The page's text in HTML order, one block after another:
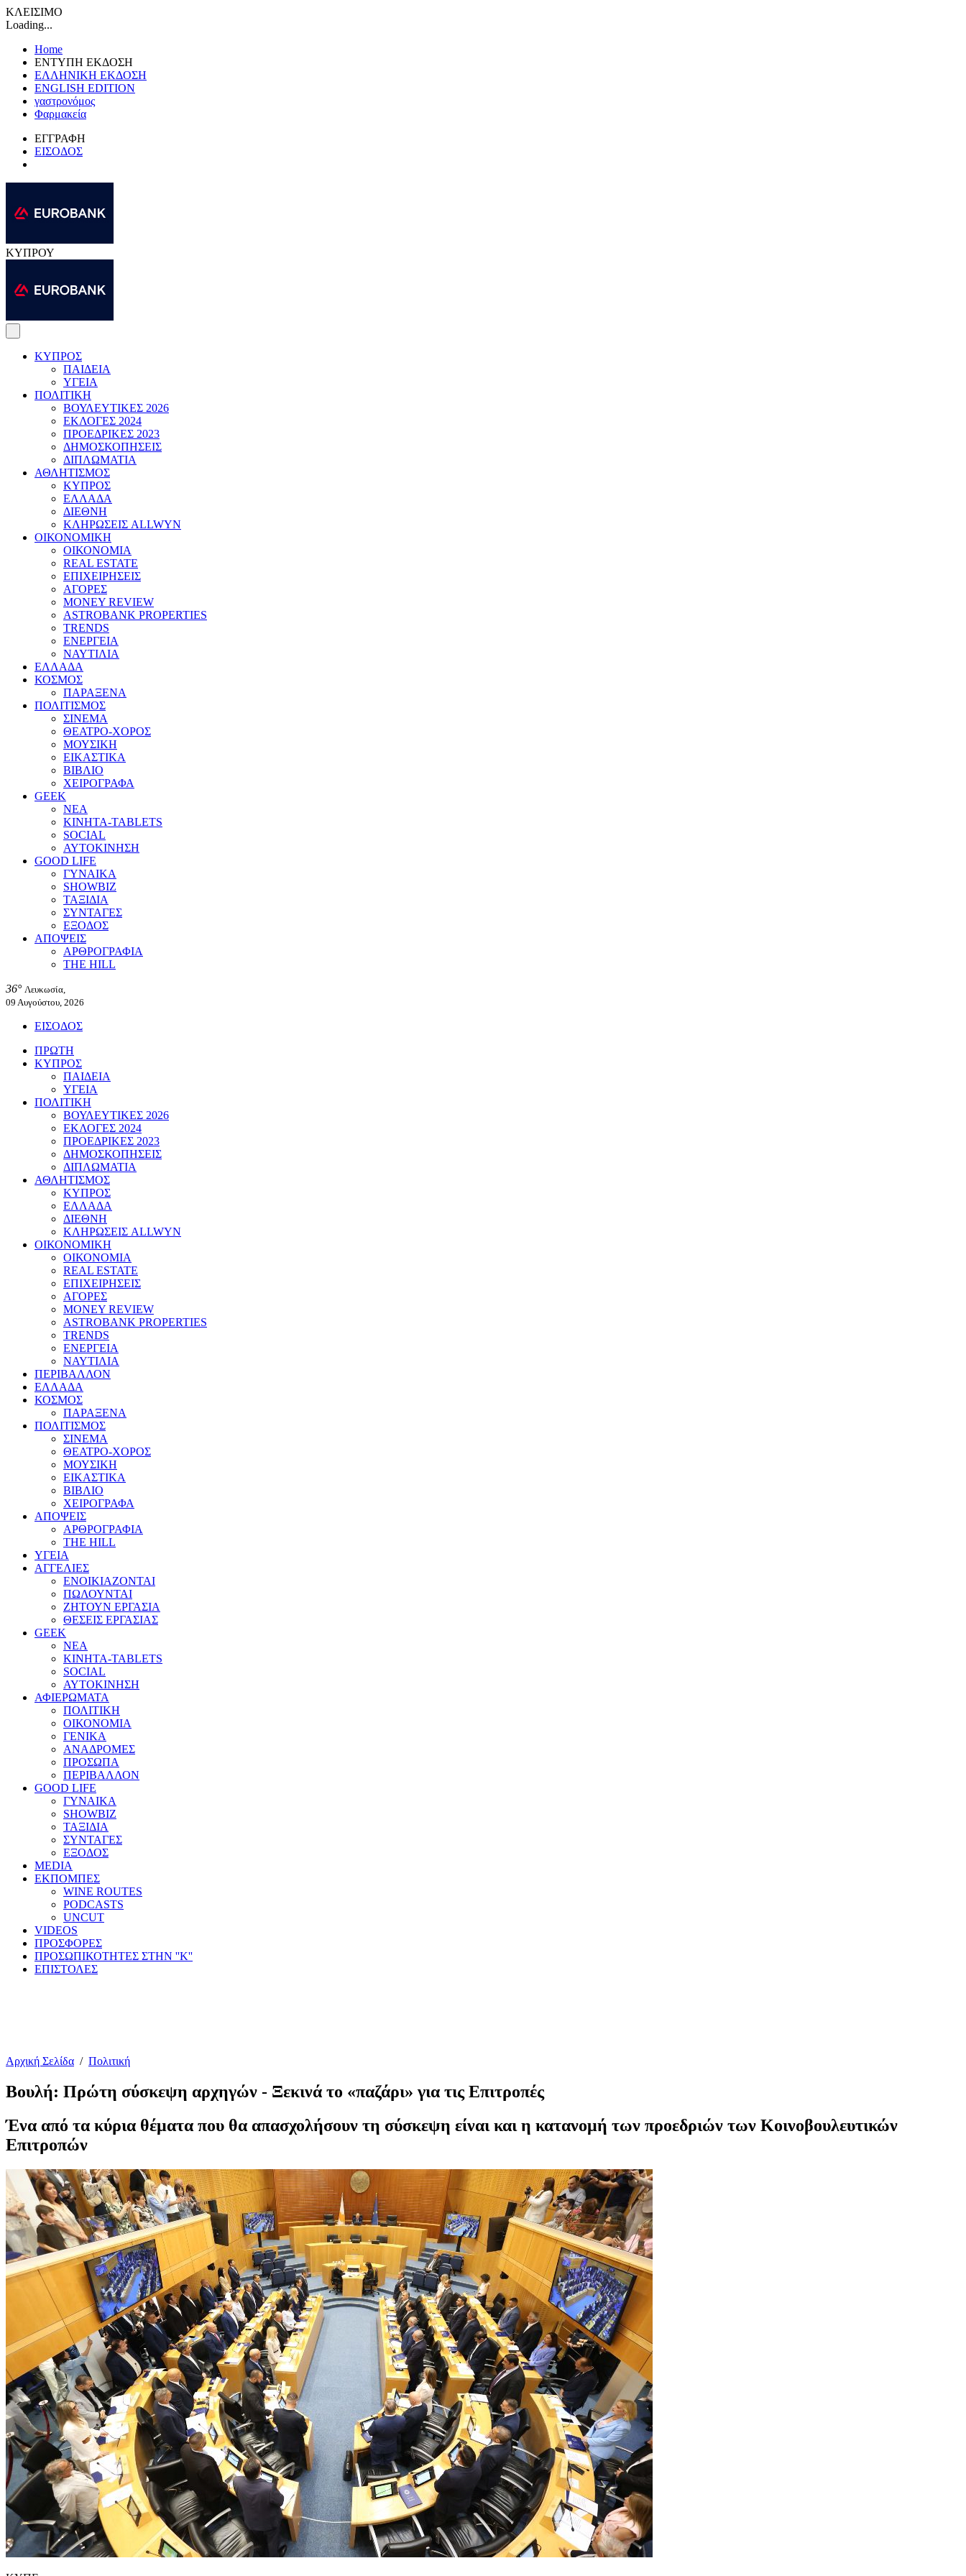
ΚΛΕΙΣΙΜΟ
Loading...
Home
ΕΝΤΥΠΗ ΕΚΔΟΣΗ
ΕΛΛΗΝΙΚΗ ΕΚΔΟΣΗ
ENGLISH EDITION
γαστρονόμος
Φαρμακεία
ΕΓΓΡΑΦΗ
ΕΙΣΟΔΟΣ
ΚΥΠΡΟΥ
ΚΥΠΡΟΣ
ΠΑΙΔΕΙΑ
ΥΓΕΙΑ
ΠΟΛΙΤΙΚΗ
ΒΟΥΛΕΥΤΙΚΕΣ 2026
ΕΚΛΟΓΕΣ 2024
ΠΡΟΕΔΡΙΚΕΣ 2023
ΔΗΜΟΣΚΟΠΗΣΕΙΣ
ΔΙΠΛΩΜΑΤΙΑ
ΑΘΛΗΤΙΣΜΟΣ
ΚΥΠΡΟΣ
ΕΛΛΑΔΑ
ΔΙΕΘΝΗ
ΚΛΗΡΩΣΕΙΣ ALLWYN
ΟΙΚΟΝΟΜΙΚΗ
ΟΙΚΟΝΟΜΙΑ
REAL ESTATE
ΕΠΙΧΕΙΡΗΣΕΙΣ
ΑΓΟΡΕΣ
MONEY REVIEW
ASTROBANK PROPERTIES
TRENDS
ΕΝΕΡΓΕΙΑ
ΝΑΥΤΙΛΙΑ
ΕΛΛΑΔΑ
ΚΟΣΜΟΣ
ΠΑΡΑΞΕΝΑ
ΠΟΛΙΤΙΣΜΟΣ
ΣΙΝΕΜΑ
ΘΕΑΤΡΟ-ΧΟΡΟΣ
ΜΟΥΣΙΚΗ
ΕΙΚΑΣΤΙΚΑ
ΒΙΒΛΙΟ
ΧΕΙΡΟΓΡΑΦΑ
GEEK
ΝΕΑ
ΚΙΝΗΤΑ-TABLETS
SOCIAL
ΑΥΤΟΚΙΝΗΣΗ
GOOD LIFE
ΓΥΝΑΙΚΑ
SHOWBIZ
ΤΑΞΙΔΙΑ
ΣΥΝΤΑΓΕΣ
ΕΞΟΔΟΣ
ΑΠΟΨΕΙΣ
ΑΡΘΡΟΓΡΑΦΙΑ
THE HILL
36° Λευκωσία,
09 Αυγούστου, 2026
ΕΙΣΟΔΟΣ
ΠΡΩΤΗ
ΚΥΠΡΟΣ
ΠΑΙΔΕΙΑ
ΥΓΕΙΑ
ΠΟΛΙΤΙΚΗ
ΒΟΥΛΕΥΤΙΚΕΣ 2026
ΕΚΛΟΓΕΣ 2024
ΠΡΟΕΔΡΙΚΕΣ 2023
ΔΗΜΟΣΚΟΠΗΣΕΙΣ
ΔΙΠΛΩΜΑΤΙΑ
ΑΘΛΗΤΙΣΜΟΣ
ΚΥΠΡΟΣ
ΕΛΛΑΔΑ
ΔΙΕΘΝΗ
ΚΛΗΡΩΣΕΙΣ ALLWYN
ΟΙΚΟΝΟΜΙΚΗ
ΟΙΚΟΝΟΜΙΑ
REAL ESTATE
ΕΠΙΧΕΙΡΗΣΕΙΣ
ΑΓΟΡΕΣ
MONEY REVIEW
ASTROBANK PROPERTIES
TRENDS
ΕΝΕΡΓΕΙΑ
ΝΑΥΤΙΛΙΑ
ΠΕΡΙΒΑΛΛΟΝ
ΕΛΛΑΔΑ
ΚΟΣΜΟΣ
ΠΑΡΑΞΕΝΑ
ΠΟΛΙΤΙΣΜΟΣ
ΣΙΝΕΜΑ
ΘΕΑΤΡΟ-ΧΟΡΟΣ
ΜΟΥΣΙΚΗ
ΕΙΚΑΣΤΙΚΑ
ΒΙΒΛΙΟ
ΧΕΙΡΟΓΡΑΦΑ
ΑΠΟΨΕΙΣ
ΑΡΘΡΟΓΡΑΦΙΑ
THE HILL
ΥΓΕΙΑ
ΑΓΓΕΛΙΕΣ
ΕΝΟΙΚΙΑΖΟΝΤΑΙ
ΠΩΛΟΥΝΤΑΙ
ΖΗΤΟΥΝ ΕΡΓΑΣΙΑ
ΘΕΣΕΙΣ ΕΡΓΑΣΙΑΣ
GEEK
ΝΕΑ
ΚΙΝΗΤΑ-TABLETS
SOCIAL
ΑΥΤΟΚΙΝΗΣΗ
ΑΦΙΕΡΩΜΑΤΑ
ΠΟΛΙΤΙΚΗ
ΟΙΚΟΝΟΜΙΑ
ΓΕΝΙΚΑ
ΑΝΑΔΡΟΜΕΣ
ΠΡΟΣΩΠΑ
ΠΕΡΙΒΑΛΛΟΝ
GOOD LIFE
ΓΥΝΑΙΚΑ
SHOWBIZ
ΤΑΞΙΔΙΑ
ΣΥΝΤΑΓΕΣ
ΕΞΟΔΟΣ
MEDIA
ΕΚΠΟΜΠΕΣ
WINE ROUTES
PODCASTS
UNCUT
VIDEOS
ΠΡΟΣΦΟΡΕΣ
ΠΡΟΣΩΠΙΚΟΤΗΤΕΣ ΣΤΗΝ ''Κ''
ΕΠΙΣΤΟΛΕΣ
Αρχική Σελίδα / Πολιτική
Βουλή: Πρώτη σύσκεψη αρχηγών - Ξεκινά το «παζάρι» για τις Επιτροπές
Ένα από τα κύρια θέματα που θα απασχολήσουν τη σύσκεψη είναι και η κατανομή των προεδριών των Κοινοβουλευτικών
Επιτροπών